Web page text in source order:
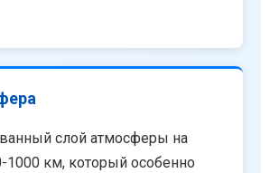
слой атмосферы на
1000 км, который особенно